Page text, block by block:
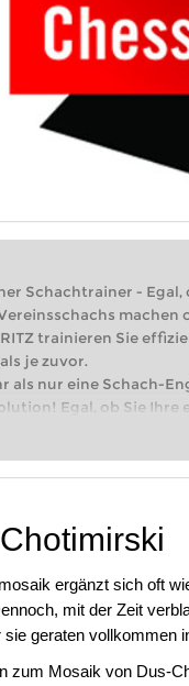
Schachtrainer - Egal,
trainieren Sie
je zuvor.
als nur eine Schach-
Egal, ob Sie Ihre
machen oder bereits
ergänzt sich oft
mit der Zeit
geraten vollkommen
zum Mosaik von Dus-